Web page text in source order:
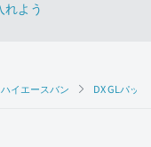
ハイエースバン DX GLパッ